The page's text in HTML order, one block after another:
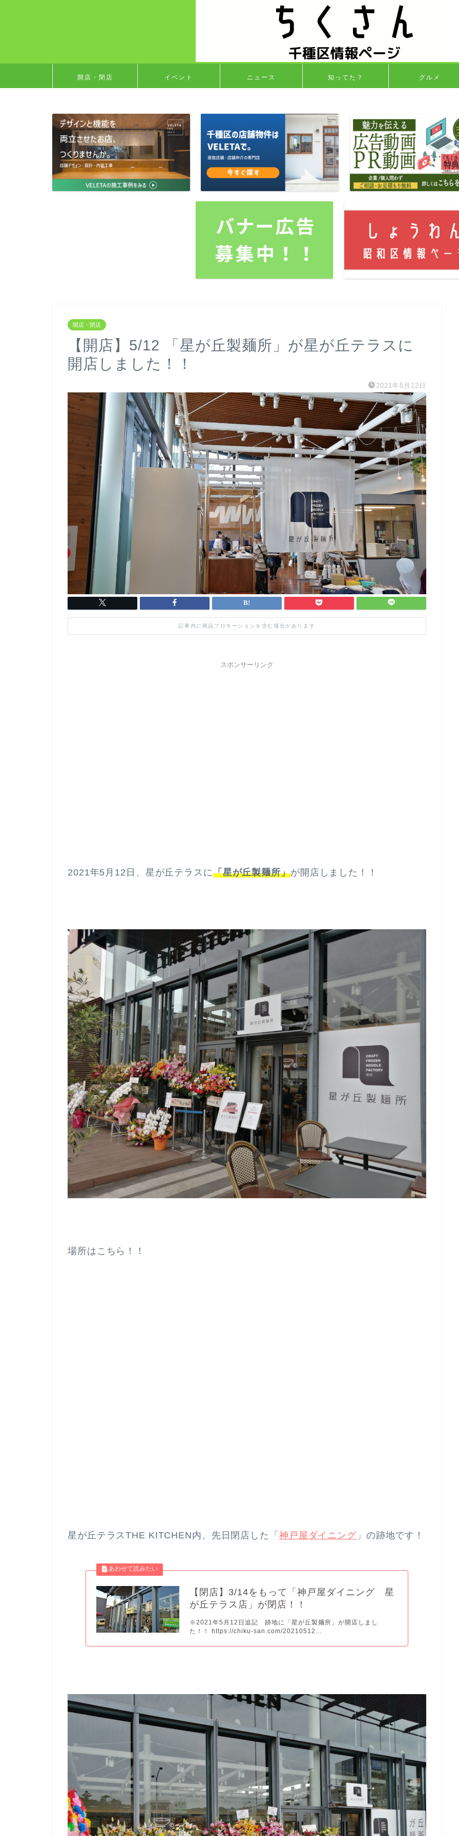
開店・閉店 イベント ニュース 知ってた？ グルメ
開店・閉店
【開店】5/12 「星が丘製麺所」が星が丘テラスに
開店しました！！
2021年5月12日
記事内に商品プロモーションを含む場合があります
スポンサーリンク
2021年5月12日、星が丘テラスに「星が丘製麺所」が開店しました！！
場所はこちら！！
星が丘テラスTHE KITCHEN内、先日閉店した「 神戸屋ダイニング 」の跡地です！
【閉店】3/14をもって「神戸屋ダイニング 星
が丘テラス店」が閉店！！
※2021年5月12日追記 跡地に「星が丘製麺所」が開店しまし
た！！ https://chiku-san.com/20210512...